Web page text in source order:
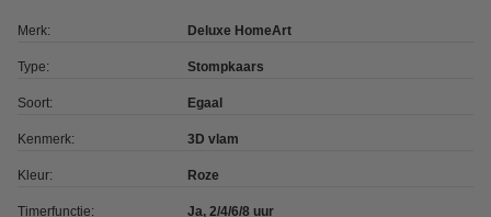
Merk: Deluxe HomeArt
Type: Stompkaars
Soort: Egaal
Kenmerk: 3D vlam
Kleur: Roze
Timerfunctie: Ja, 2/4/6/8 uur